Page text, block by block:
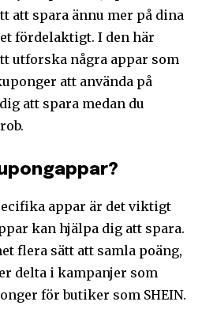
att spara ännu mer på dina
fördelaktigt. I den här
utforska några appar som
att använda på
att spara medan du
appar är det viktigt
kan hjälpa dig att spara.
flera sätt att samla poäng,
delta i kampanjer som
för butiker som SHEIN.